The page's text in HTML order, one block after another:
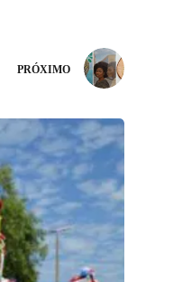
PRÓXIMO